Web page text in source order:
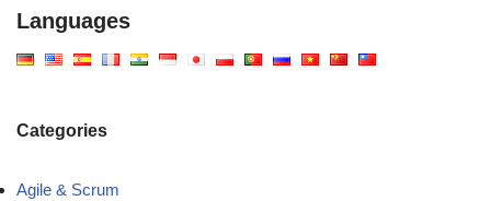
Languages
Categories
Agile & Scrum